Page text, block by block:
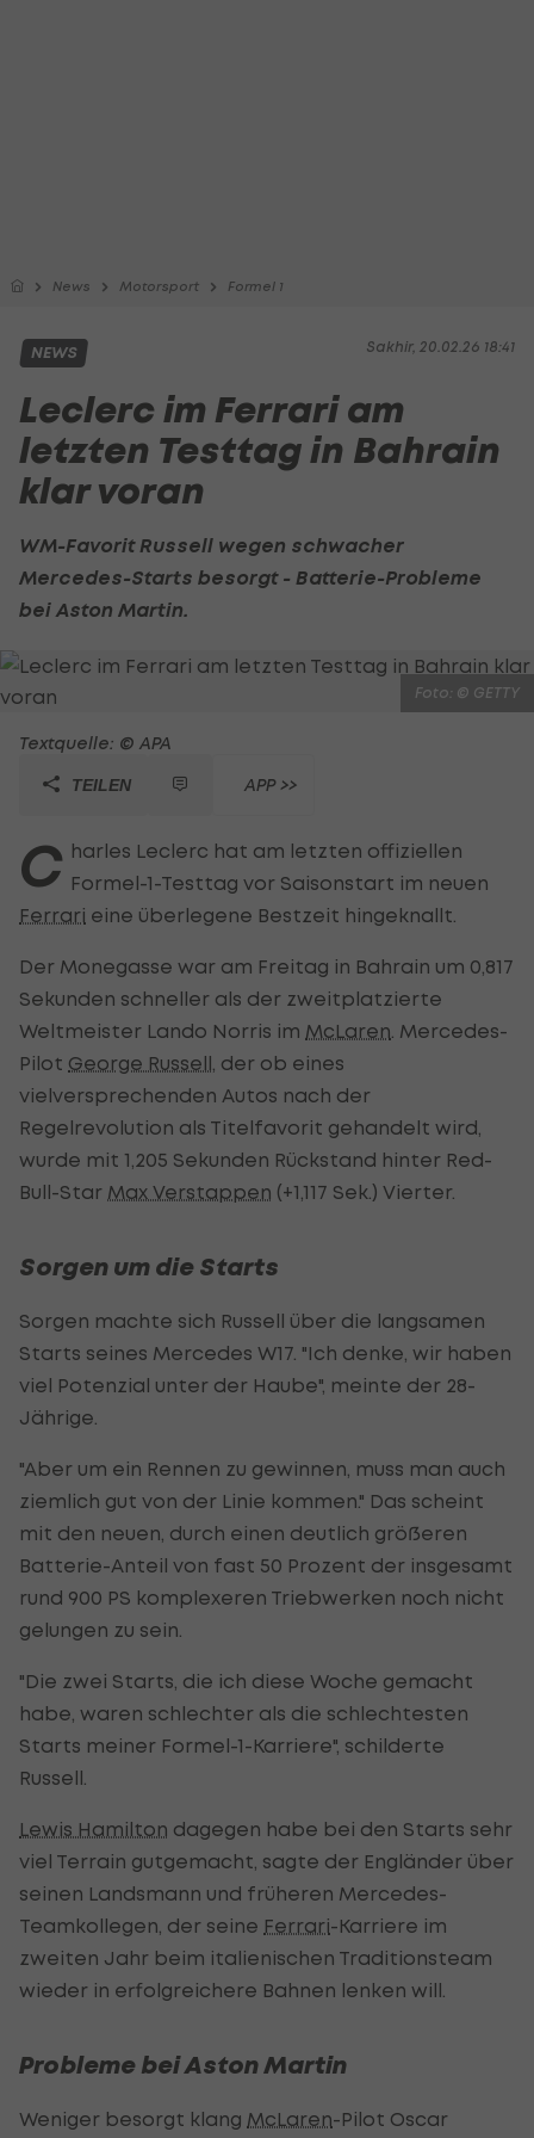
News Motorsport Formel 1
Sakhir, 20.02.26 18:41
NEWS
Leclerc im Ferrari am
letzten Testtag in Bahrain
klar voran
WM-Favorit Russell wegen schwacher
Mercedes-Starts besorgt - Batterie-Probleme
bei Aston Martin.
Foto: © GETTY
Textquelle: © APA
TEILEN APP >>
C harles Leclerc hat am letzten offiziellen
Formel-1-Testtag vor Saisonstart im neuen
Ferrari eine überlegene Bestzeit hingeknallt.
Der Monegasse war am Freitag in Bahrain um 0,817
Sekunden schneller als der zweitplatzierte
Weltmeister Lando Norris im McLaren . Mercedes-
Pilot George Russell , der ob eines
vielversprechenden Autos nach der
Regelrevolution als Titelfavorit gehandelt wird,
wurde mit 1,205 Sekunden Rückstand hinter Red-
Bull-Star Max Verstappen (+1,117 Sek.) Vierter.
Sorgen um die Starts
Sorgen machte sich Russell über die langsamen
Starts seines Mercedes W17. "Ich denke, wir haben
viel Potenzial unter der Haube", meinte der 28-
Jährige.
"Aber um ein Rennen zu gewinnen, muss man auch
ziemlich gut von der Linie kommen." Das scheint
mit den neuen, durch einen deutlich größeren
Batterie-Anteil von fast 50 Prozent der insgesamt
rund 900 PS komplexeren Triebwerken noch nicht
gelungen zu sein.
"Die zwei Starts, die ich diese Woche gemacht
habe, waren schlechter als die schlechtesten
Starts meiner Formel-1-Karriere", schilderte
Russell.
Lewis Hamilton dagegen habe bei den Starts sehr
viel Terrain gutgemacht, sagte der Engländer über
seinen Landsmann und früheren Mercedes-
Teamkollegen, der seine Ferrari-Karriere im
zweiten Jahr beim italienischen Traditionsteam
wieder in erfolgreichere Bahnen lenken will.
Probleme bei Aston Martin
Weniger besorgt klang McLaren-Pilot Oscar